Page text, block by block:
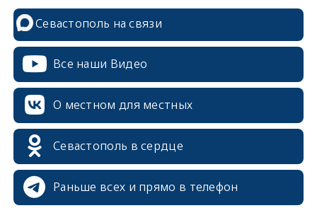
Севастополь на связи
Все наши Видео
О местном для местных
Севастополь в сердце
Раньше всех и прямо в телефон